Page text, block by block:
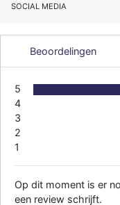
SOCIAL MEDIA
Beoordelingen
5
4
3
2
1
Op dit moment is er
een review schrijft.